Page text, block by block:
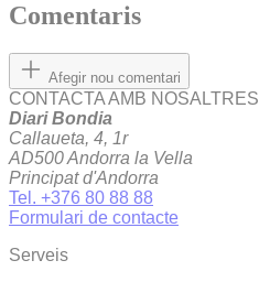
Comentaris
Afegir nou comentari
CONTACTA AMB NOSALTRES
Diari Bondia
Callaueta, 4, 1r
AD500 Andorra la Vella
Principat d'Andorra
Tel. +376 80 88 88
Formulari de contacte
Serveis